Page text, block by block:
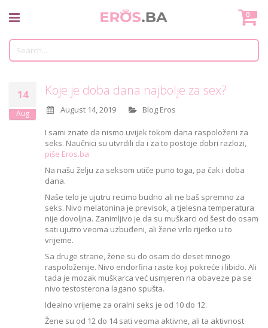
to
0
14
Aug
Koje je doba dana najbolje za sex?
August 14, 2019 Blog Eros
I sami znate da nismo uvijek tokom dana raspoloženi za
seks. Naučnici su utvrdili da i za to postoje dobri razlozi,
piše Eros.ba
Na našu želju za seksom utiče puno toga, pa čak i doba
dana.
Naše telo je ujutru recimo budno ali ne baš spremno za
seks. Nivo melatonina je previsok, a tjelesna temperatura
nije dovoljna. Zanimljivo je da su muškarci od šest do osam
sati ujutro veoma uzbuđeni, ali žene vrlo rijetko u to
vrijeme.
Sa druge strane, žene su do osam do deset mnogo
raspoloženije. Nivo endorfina raste koji pokreće i libido. Ali
tada je mozak muškarca već usmjeren na obaveze pa se
nivo testosterona lagano spušta.
Idealno vrijeme za oralni seks je od 10 do 12.
Žene su od 12 do 14 sati veoma aktivne, ali ta aktivnost